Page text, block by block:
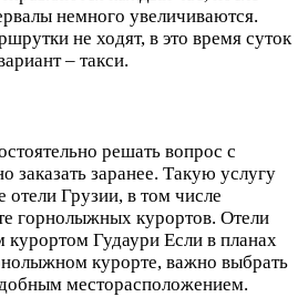
немного увеличиваются.
не ходят, в это время суток
– такси.
решать вопрос с
заказать заранее. Такую услугу
отели Грузии, в том числе
горнолыжных курортов. Отели
Гудаури Если в планах
курорте, важно выбрать
месторасположением.